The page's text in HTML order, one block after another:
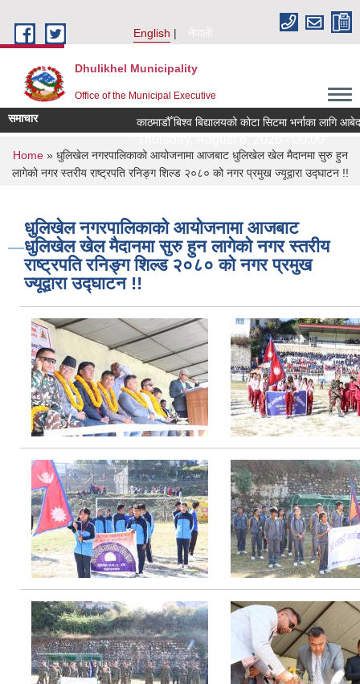
English
नेपाली
Dhulikhel Municipality
Office of the Municipal Executive
समाचार काठमाडौँ बिश्व बिद्यालयको कोटा सिटमा भर्नाका लागि
You are here
Home» धुलिखेल नगरपालिकाको आयोजनामा आजबाट धुलिखेल खेल मैदानमा सुरु हुन
लागेको नगर स्तरीय राष्ट्रपति रनिङ्ग शिल्ड २०८० को नगर प्रमुख ज्यूद्वारा उद्घाटन !!
धुलिखेल नगरपालिकाको आयोजनामा आजबाट
धुलिखेल खेल मैदानमा सुरु हुन लागेको नगर स्तरीय
राष्ट्रपति रनिङ्ग शिल्ड २०८० को नगर प्रमुख
ज्यूद्वारा उद्घाटन !!